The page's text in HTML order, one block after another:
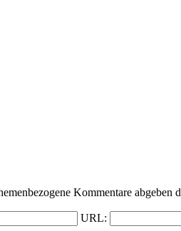
Kommentare abgeben
URL: